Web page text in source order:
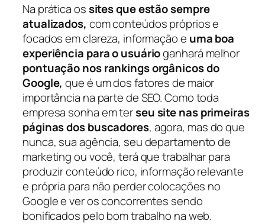
Na prática ossites que estão sempre
atualizados, com conteúdos próprios e
focados em clareza, informação e uma boa
experiência para o usuárioganhará melhor
pontuação nos rankings orgânicos do
Google, que é um dos fatores de maior
importância na parte de SEO. Como toda
empresa sonha em terseu site nas primeiras
páginas dos buscadores, agora, mas do que
nunca, sua agência, seu departamento de
marketing ou você, terá que trabalhar para
produzir conteúdo rico, informação relevante
e própria para não perder colocações no
Google e ver os concorrentes sendo
bonificados pelo bom trabalho na web.